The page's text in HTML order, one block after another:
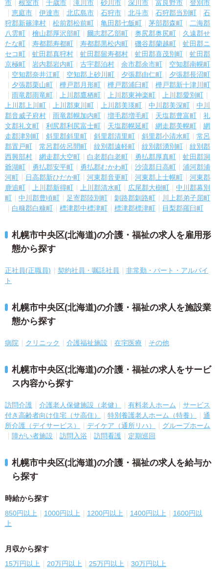
市
根室市 千歳市 滝川市 砂川市 深川市 富良野市
登別市
恵庭市
伊達市 北広島市 石狩市 北斗市 石狩郡当別町
石
狩郡新篠津村
松前郡松前町 亀田郡七飯町 茅部郡森町
二海郡
八雲町
檜山郡厚沢部町 爾志郡乙部町 奥尻郡奥尻町
久遠郡せ
たな町
寿都郡寿都町 寿都郡黒松内町 磯谷郡蘭越町
虻田郡ニ
セコ町
虻田郡真狩村 虻田郡留寿都村 虻田郡喜茂別町
虻田郡
京極町
岩内郡岩内町 古宇郡泊村 余市郡余市町
空知郡南幌町
空知郡奈井江町
空知郡上砂川町 夕張郡由仁町
夕張郡長沼町
夕張郡栗山町
樺戸郡月形町 樺戸郡浦臼町
樺戸郡新十津川町
雨竜郡雨竜町
上川郡鷹栖町 上川郡東神楽町
上川郡愛別町
上川郡上川町
上川郡東川町 上川郡美瑛町 中川郡美深町
中川
郡音威子府村
雨竜郡幌加内町 増毛郡増毛町 天塩郡豊富町
礼
文郡礼文町
利尻郡利尻富士町 天塩郡幌延町 網走郡美幌町
網
走郡津別町
斜里郡斜里町 斜里郡清里町 斜里郡小清水町
常呂
郡置戸町
常呂郡佐呂間町 紋別郡遠軽町 紋別郡湧別町
紋別郡
西興部村
網走郡大空町 白老郡白老町 勇払郡厚真町
虻田郡洞
爺湖町
勇払郡安平町 勇払郡むかわ町 沙流郡日高町
浦河郡浦
河町
日高郡新ひだか町 河東郡音更町 河東郡上士幌町
河東郡
鹿追町
上川郡新得町 上川郡清水町 広尾郡大樹町
中川郡幕別
町
中川郡豊頃町 足寄郡陸別町 釧路郡釧路町
川上郡弟子屈町
白糠郡白糠町
標津郡中標津町 標津郡標津町 目梨郡羅臼町
札幌市中央区(北海道)の介護・福祉の求人を雇用形
態から探す
正社員(正職員) 契約社員・嘱託社員
非常勤・パート・アルバイ
ト
札幌市中央区(北海道)の介護・福祉の求人を施設業
態から探す
病院 クリニック 介護福祉施設 在宅医療 その他
札幌市中央区(北海道)の介護・福祉の求人をサービ
ス内容から探す
訪問介護 介護老人保健施設（老健） 有料老人ホーム
サービス
付き高齢者向け住宅（サ高住）
特別養護老人ホーム（特養）
通
所介護（デイサービス）
デイケア（通所リハ）
グループホーム
障がい者施設
訪問入浴 訪問看護 定期巡回
札幌市中央区(北海道)の介護・福祉の求人を給与か
ら探す
時給から探す
850円以上 1000円以上 1200円以上 1400円以上
1600円以
上
月収から探す
15万円以上 20万円以上 25万円以上 30万円以上